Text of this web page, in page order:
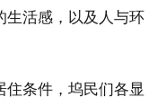
生活感，以及人与环
住条件，坞民们各显